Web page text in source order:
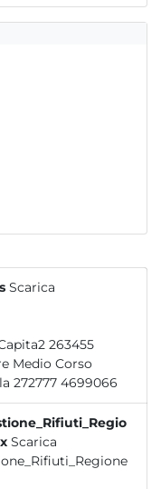
Scarica
263455
Medio Corso
272777 4699066
Scarica